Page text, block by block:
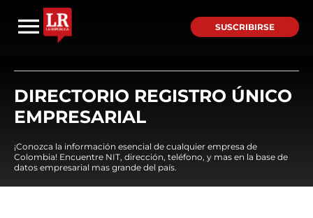
SUSCRIBIRSE
DIRECTORIO REGISTRO ÚNICO
EMPRESARIAL
¡Conozca la información esencial de cualquier empresa de
Colombia! Encuentre NIT, dirección, teléfono, y mas en la base de
datos empresarial mas grande del país.